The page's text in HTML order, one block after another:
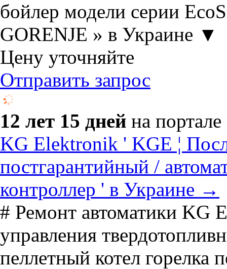
бойлер модели серии
GORENJE » в Украине ▼
Цену уточняйте
Отправить запрос
12 лет 15 дней на портале
KG Elektronik ' KGE ¦
постгарантийный /
контроллер ' в Украине →
# Ремонт автоматики KG
управления
пеллетный котел горелка